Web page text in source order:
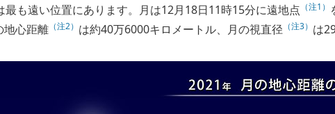
も遠い位置にあります。月は12月18日11時15分に遠地点 （注1）
地心距離 （注2） は約40万6000キロメートル、月の視直径 （注3） は